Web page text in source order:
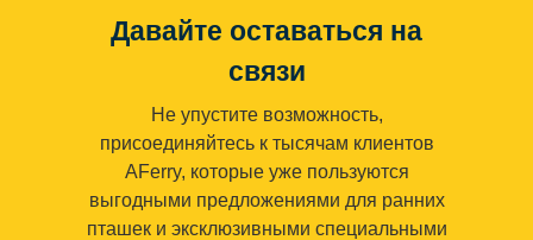
Давайте оставаться на
связи
Не упустите возможность,
присоединяйтесь к тысячам клиентов
AFerry, которые уже пользуются
выгодными предложениями для ранних
пташек и эксклюзивными специальными